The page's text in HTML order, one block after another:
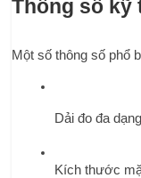
Thông số kỹ
Một số thông số phổ
Dải đo đa
Kích thước